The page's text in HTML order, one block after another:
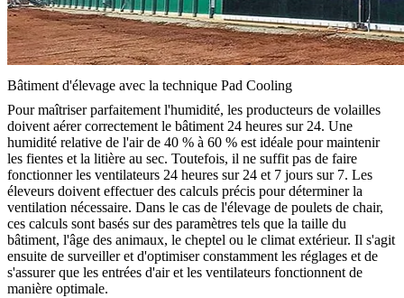
Bâtiment d'élevage avec la technique Pad Cooling
Pour maîtriser parfaitement l'humidité, les producteurs de volailles
doivent aérer correctement le bâtiment 24 heures sur 24. Une
humidité relative de l'air de 40 % à 60 % est idéale pour maintenir
les fientes et la litière au sec. Toutefois, il ne suffit pas de faire
fonctionner les ventilateurs 24 heures sur 24 et 7 jours sur 7. Les
éleveurs doivent effectuer des calculs précis pour déterminer la
ventilation nécessaire. Dans le cas de l'élevage de poulets de chair,
ces calculs sont basés sur des paramètres tels que la taille du
bâtiment, l'âge des animaux, le cheptel ou le climat extérieur. Il s'agit
ensuite de surveiller et d'optimiser constamment les réglages et de
s'assurer que les entrées d'air et les ventilateurs fonctionnent de
manière optimale.